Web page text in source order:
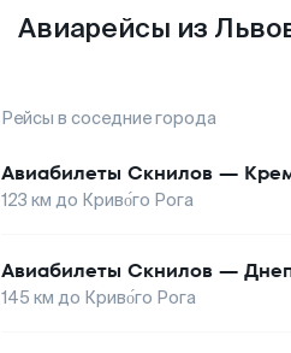
Авиарейсы из
Рейсы в соседние города
Авиабилеты Скнилов —
123 км до Криво́го Рога
Авиабилеты Скнилов —
145 км до Криво́го Рога